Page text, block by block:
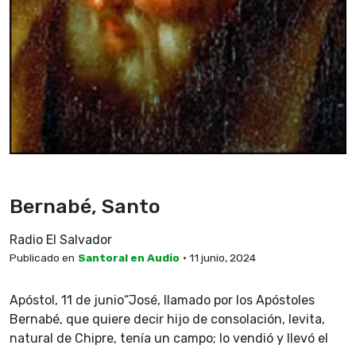
Bernabé, Santo
Radio El Salvador
Publicado en Santoral en Audio • 11 junio, 2024
Apóstol, 11 de junio“José, llamado por los Apóstoles
Bernabé, que quiere decir hijo de consolación, levita,
natural de Chipre, tenía un campo; lo vendió y llevó el